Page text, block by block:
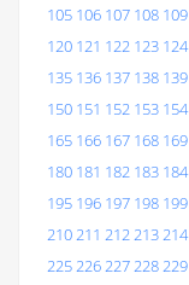
105 106 107 108 109
120 121 122 123 124
135 136 137 138 139
150 151 152 153 154
165 166 167 168 169
180 181 182 183 184
195 196 197 198 199
210211 212213214
225226227228229